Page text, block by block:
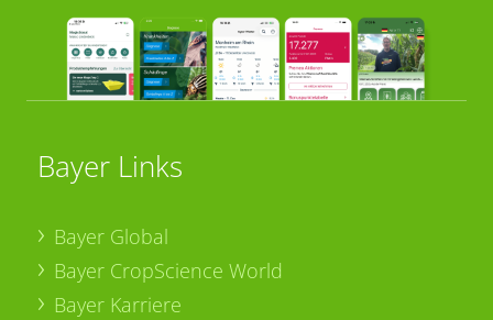
Bayer Links
Bayer Global
Bayer CropScience World
Bayer Karriere